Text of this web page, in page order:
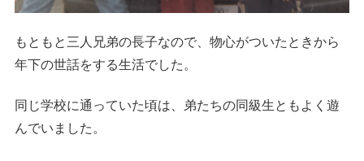
もともと三人兄弟の長子なので、物心がついたときから
年下の世話をする生活でした。
同じ学校に通っていた頃は、弟たちの同級生ともよく遊
んでいました。